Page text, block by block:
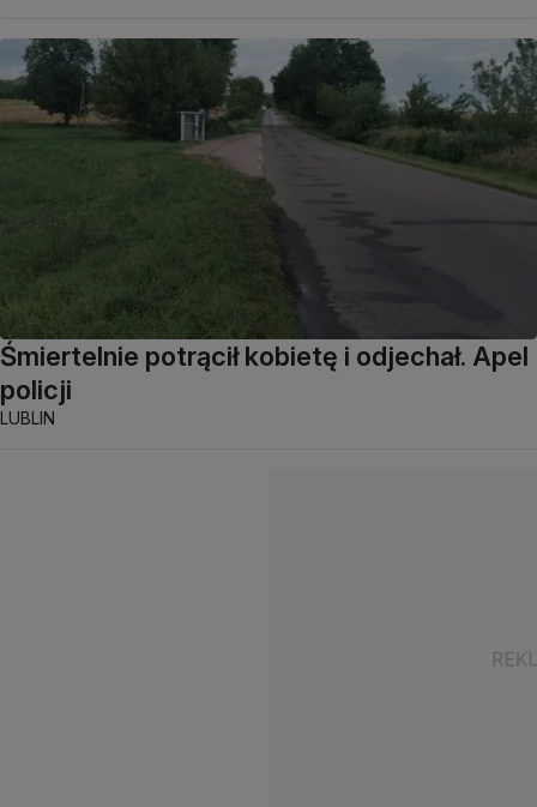
Śmiertelnie potrącił kobietę i odjechał. Apel
policji
LUBLIN